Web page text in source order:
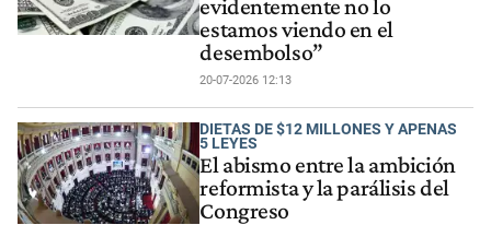
evidentemente no lo
estamos viendo en el
desembolso”
20-07-2026 12:13
DIETAS DE $12 MILLONES Y APENAS
5 LEYES
El abismo entre la ambición
reformista y la parálisis del
Congreso